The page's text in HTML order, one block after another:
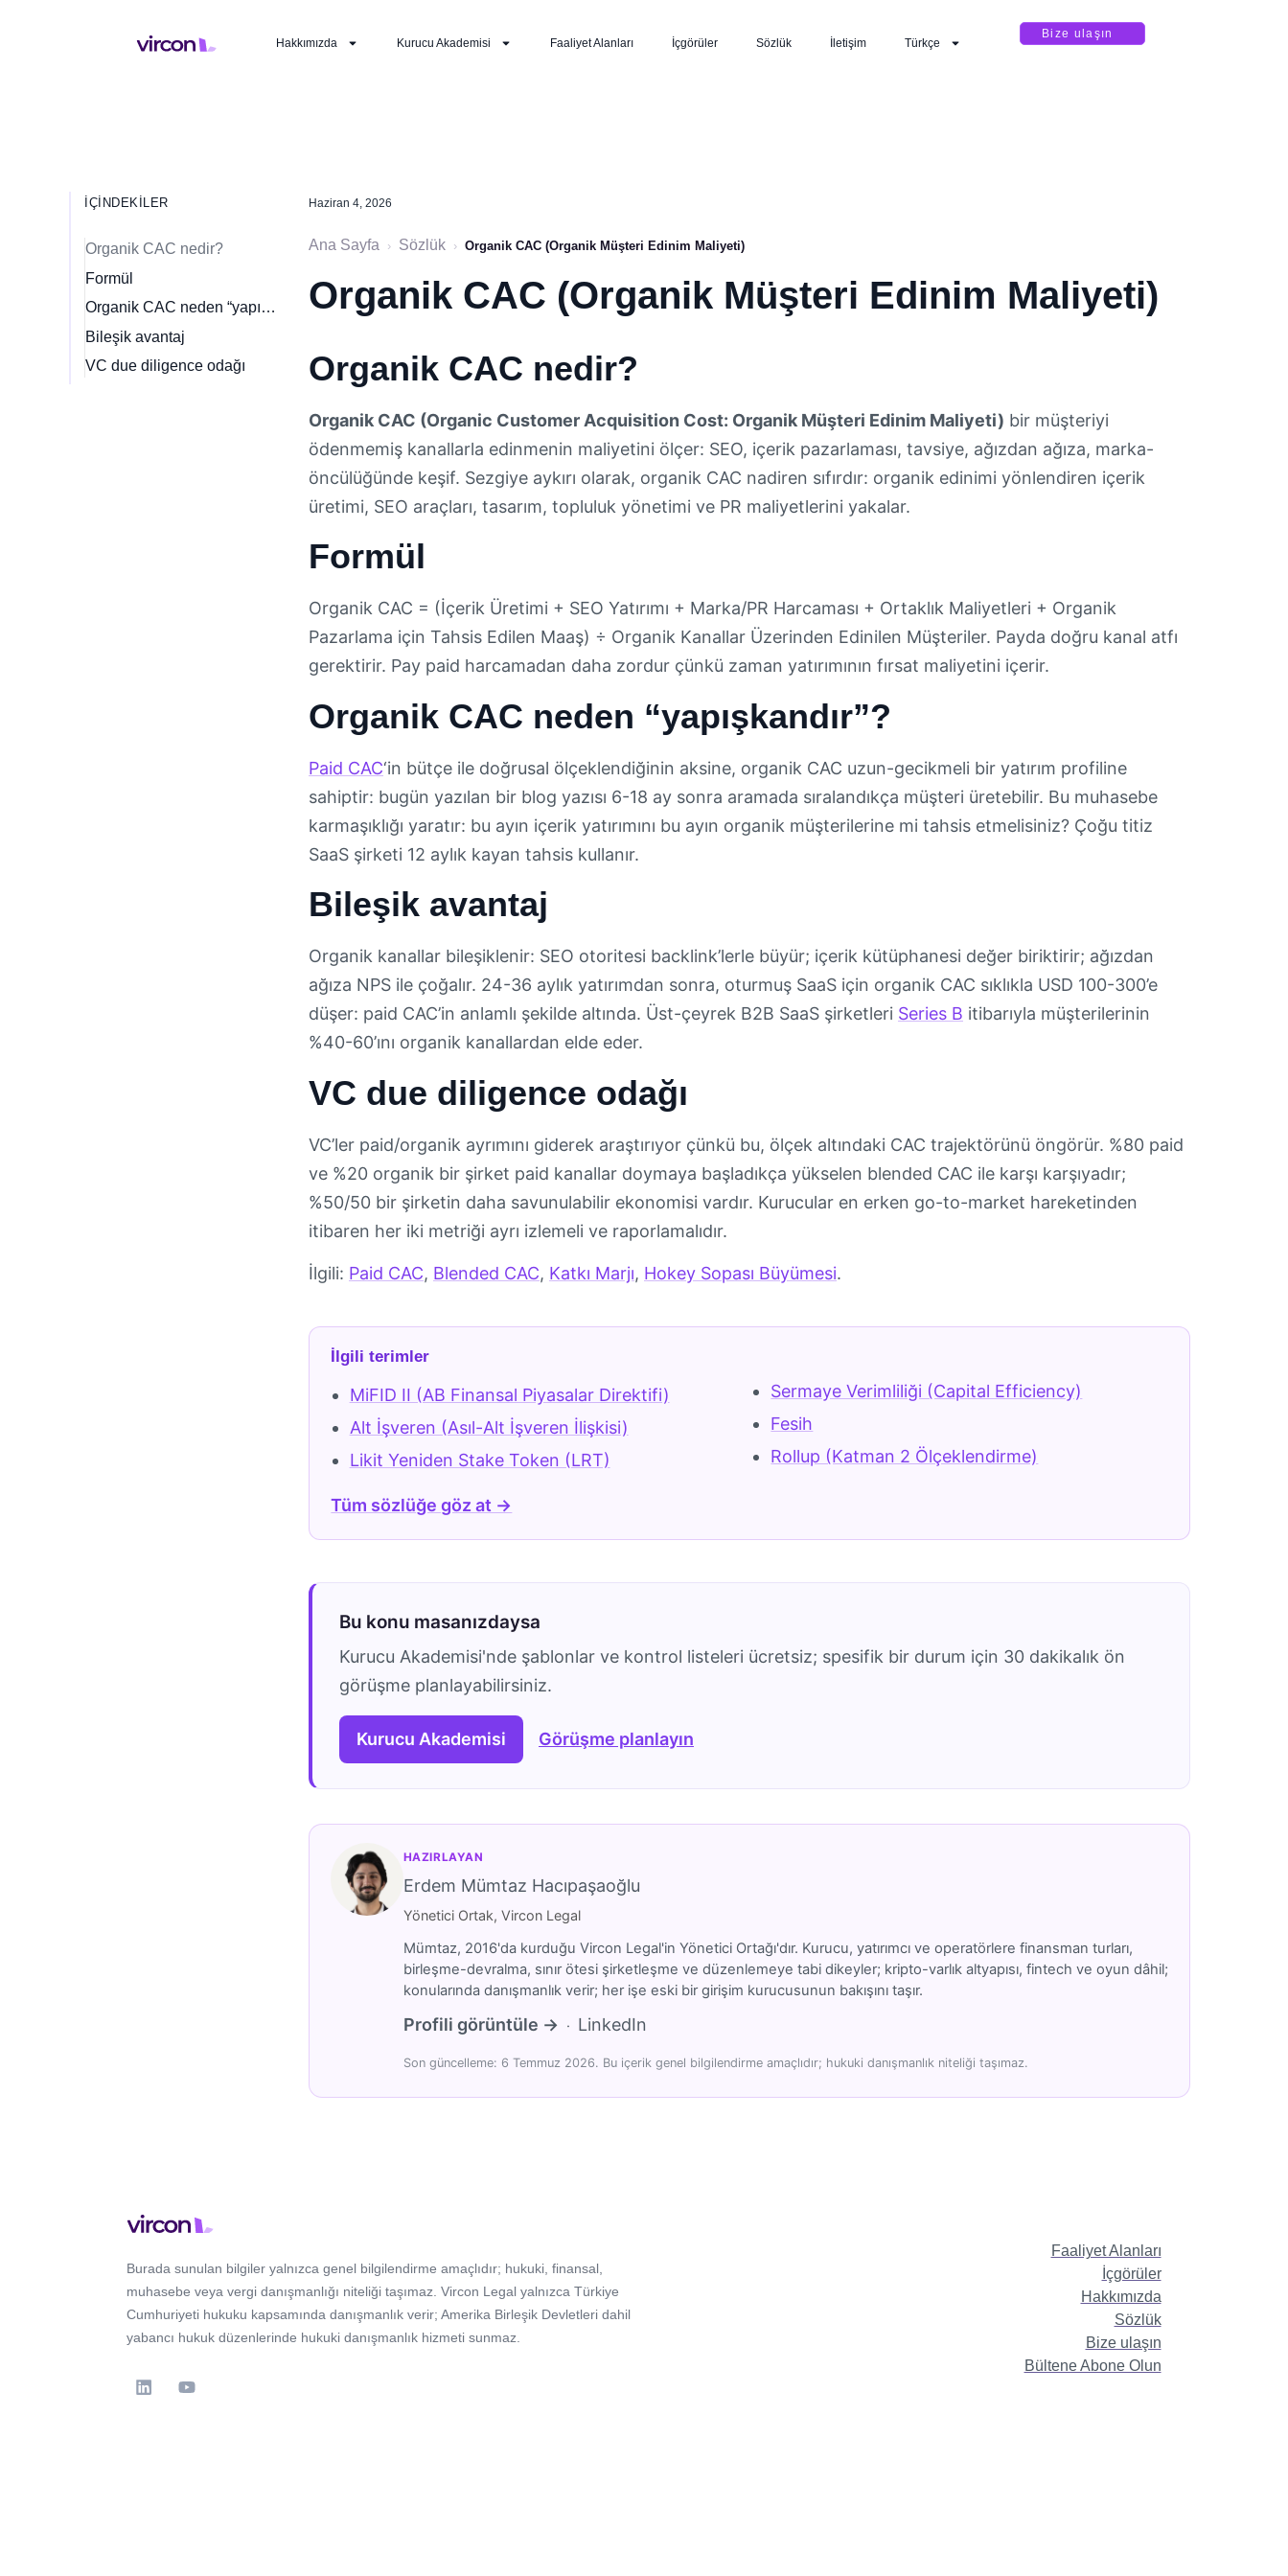
Hakkımızda Kurucu Akademisi Faaliyet Alanları İçgörüler Sözlük İletişim Türkçe
Bize ulaşın
İÇINDEKILER
Organik CAC nedir?
Formül
Organik CAC neden “yapışkandır”?
Bileşik avantaj
VC due diligence odağı
Haziran 4, 2026
Ana Sayfa › Sözlük › Organik CAC (Organik Müşteri Edinim Maliyeti)
Organik CAC (Organik Müşteri Edinim Maliyeti)
Organik CAC nedir?
Organik CAC (Organic Customer Acquisition Cost: Organik Müşteri Edinim Maliyeti) bir müşteriyi
ödenmemiş kanallarla edinmenin maliyetini ölçer: SEO, içerik pazarlaması, tavsiye, ağızdan ağıza, marka-
öncülüğünde keşif. Sezgiye aykırı olarak, organik CAC nadiren sıfırdır: organik edinimi yönlendiren içerik
üretimi, SEO araçları, tasarım, topluluk yönetimi ve PR maliyetlerini yakalar.
Formül
Organik CAC = (İçerik Üretimi + SEO Yatırımı + Marka/PR Harcaması + Ortaklık Maliyetleri + Organik
Pazarlama için Tahsis Edilen Maaş) ÷ Organik Kanallar Üzerinden Edinilen Müşteriler. Payda doğru kanal atfı
gerektirir. Pay paid harcamadan daha zordur çünkü zaman yatırımının fırsat maliyetini içerir.
Organik CAC neden “yapışkandır”?
Paid CAC‘in bütçe ile doğrusal ölçeklendiğinin aksine, organik CAC uzun-gecikmeli bir yatırım profiline
sahiptir: bugün yazılan bir blog yazısı 6-18 ay sonra aramada sıralandıkça müşteri üretebilir. Bu muhasebe
karmaşıklığı yaratır: bu ayın içerik yatırımını bu ayın organik müşterilerine mi tahsis etmelisiniz? Çoğu titiz
SaaS şirketi 12 aylık kayan tahsis kullanır.
Bileşik avantaj
Organik kanallar bileşiklenir: SEO otoritesi backlink’lerle büyür; içerik kütüphanesi değer biriktirir; ağızdan
ağıza NPS ile çoğalır. 24-36 aylık yatırımdan sonra, oturmuş SaaS için organik CAC sıklıkla USD 100-300’e
düşer: paid CAC’in anlamlı şekilde altında. Üst-çeyrek B2B SaaS şirketleri Series B itibarıyla müşterilerinin
%40-60’ını organik kanallardan elde eder.
VC due diligence odağı
VC’ler paid/organik ayrımını giderek araştırıyor çünkü bu, ölçek altındaki CAC trajektörünü öngörür. %80 paid
ve %20 organik bir şirket paid kanallar doymaya başladıkça yükselen blended CAC ile karşı karşıyadır;
%50/50 bir şirketin daha savunulabilir ekonomisi vardır. Kurucular en erken go-to-market hareketinden
itibaren her iki metriği ayrı izlemeli ve raporlamalıdır.
İlgili: Paid CAC, Blended CAC, Katkı Marjı, Hokey Sopası Büyümesi.
İlgili terimler
MiFID II (AB Finansal Piyasalar Direktifi)
Alt İşveren (Asıl-Alt İşveren İlişkisi)
Likit Yeniden Stake Token (LRT)
Sermaye Verimliliği (Capital Efficiency)
Fesih
Rollup (Katman 2 Ölçeklendirme)
Tüm sözlüğe göz at →
Bu konu masanızdaysa
Kurucu Akademisi'nde şablonlar ve kontrol listeleri ücretsiz; spesifik bir durum için 30 dakikalık ön
görüşme planlayabilirsiniz.
Kurucu Akademisi Görüşme planlayın
HAZIRLAYAN
Erdem Mümtaz Hacıpaşaoğlu
Yönetici Ortak, Vircon Legal
Mümtaz, 2016'da kurduğu Vircon Legal'in Yönetici Ortağı'dır. Kurucu, yatırımcı ve operatörlere finansman turları,
birleşme-devralma, sınır ötesi şirketleşme ve düzenlemeye tabi dikeyler; kripto-varlık altyapısı, fintech ve oyun dâhil;
konularında danışmanlık verir; her işe eski bir girişim kurucusunun bakışını taşır.
Profili görüntüle → · LinkedIn
Son güncelleme: 6 Temmuz 2026. Bu içerik genel bilgilendirme amaçlıdır; hukuki danışmanlık niteliği taşımaz.
Burada sunulan bilgiler yalnızca genel bilgilendirme amaçlıdır; hukuki, finansal,
muhasebe veya vergi danışmanlığı niteliği taşımaz. Vircon Legal yalnızca Türkiye
Cumhuriyeti hukuku kapsamında danışmanlık verir; Amerika Birleşik Devletleri dahil
yabancı hukuk düzenlerinde hukuki danışmanlık hizmeti sunmaz.
Faaliyet Alanları
İçgörüler
Hakkımızda
Sözlük
Bize ulaşın
Bültene Abone Olun